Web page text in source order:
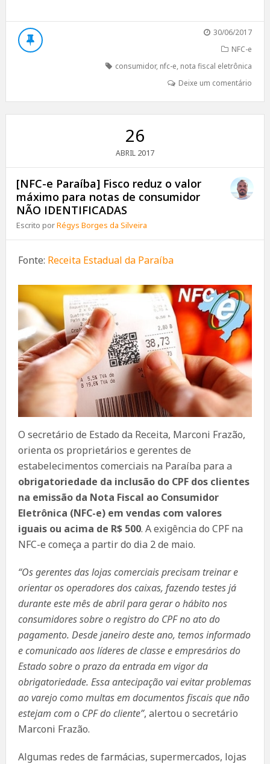
30/06/2017
NFC-e
consumidor, nfc-e, nota fiscal eletrônica
Deixe um comentário
26
ABRIL 2017
[NFC-e Paraíba] Fisco reduz o valor
máximo para notas de consumidor
NÃO IDENTIFICADAS
Escrito porRégys Borges da Silveira
Fonte: Receita Estadual da Paraíba
O secretário de Estado da Receita, Marconi Frazão,
orienta os proprietários e gerentes de
estabelecimentos comerciais na Paraíba para a
obrigatoriedade da inclusão do CPF dos clientes
na emissão da Nota Fiscal ao Consumidor
Eletrônica (NFC-e) em vendas com valores
iguais ou acima de R$ 500. A exigência do CPF na
NFC-e começa a partir do dia 2 de maio.
“Os gerentes das lojas comerciais precisam treinar e
orientar os operadores dos caixas, fazendo testes já
durante este mês de abril para gerar o hábito nos
consumidores sobre o registro do CPF no ato do
pagamento. Desde janeiro deste ano, temos informado
e comunicado aos líderes de classe e empresários do
Estado sobre o prazo da entrada em vigor da
obrigatoriedade. Essa antecipação vai evitar problemas
ao varejo como multas em documentos fiscais que não
estejam com o CPF do cliente”, alertou o secretário
Marconi Frazão.
Algumas redes de farmácias, supermercados, lojas